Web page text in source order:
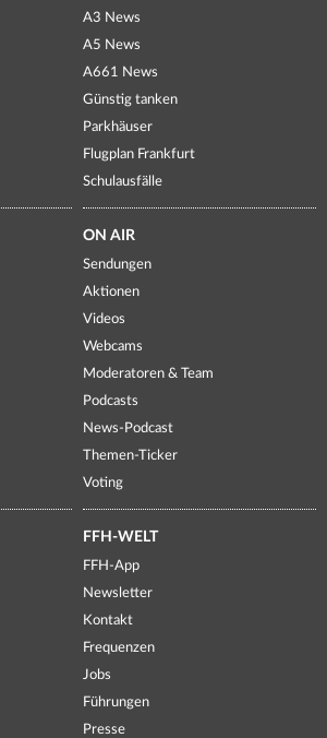
A3 News
A5 News
A661 News
Günstig tanken
Parkhäuser
Flugplan Frankfurt
Schulausfälle
ON AIR
Sendungen
Aktionen
Videos
Webcams
Moderatoren & Team
Podcasts
News-Podcast
Themen-Ticker
Voting
FFH-WELT
FFH-App
Newsletter
Kontakt
Frequenzen
Jobs
Führungen
Presse